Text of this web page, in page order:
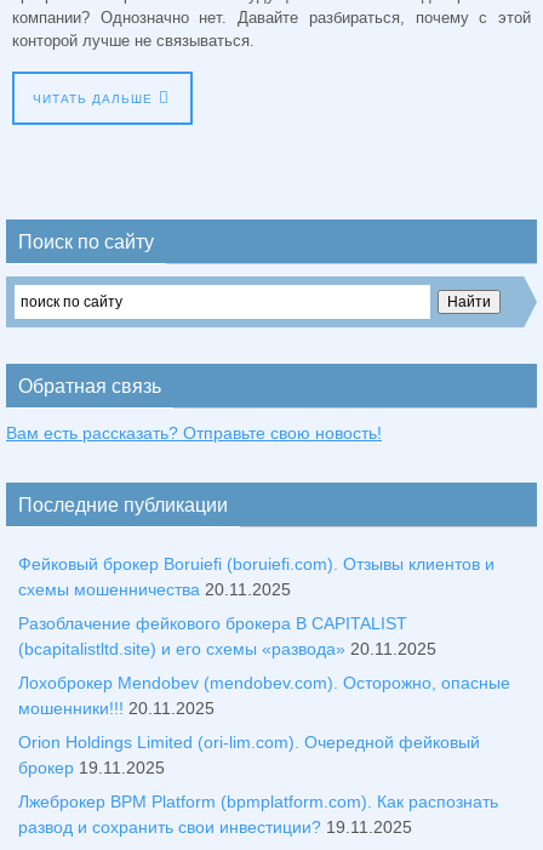
компании? Однозначно нет. Давайте разбираться, почему с этой
конторой лучше не связываться.
ЧИТАТЬ ДАЛЬШЕ
Поиск по сайту
Обратная связь
Вам есть рассказать? Отправьте свою новость!
Последние публикации
Фейковый брокер Boruiefi (boruiefi.com). Отзывы клиентов и
схемы мошенничества 20.11.2025
Разоблачение фейкового брокера B CAPITALIST
(bcapitalistltd.site) и его схемы «развода» 20.11.2025
Лохоброкер Mendobev (mendobev.com). Осторожно, опасные
мошенники!!! 20.11.2025
Orion Holdings Limited (ori-lim.com). Очередной фейковый
брокер 19.11.2025
Лжеброкер BPM Platform (bpmplatform.com). Как распознать
развод и сохранить свои инвестиции? 19.11.2025